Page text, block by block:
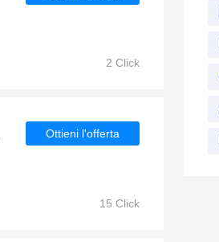
2 Click
Ottieni l'offerta
15 Click